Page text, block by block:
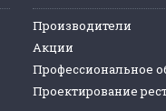
Производители
Акции
Профессиональное
Проектирование